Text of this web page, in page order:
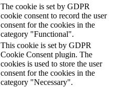
The cookie is set by GDPR
cookie consent to record the user
consent for the cookies in the
category "Functional".
This cookie is set by GDPR
Cookie Consent plugin. The
cookies is used to store the user
consent for the cookies in the
category "Necessary".